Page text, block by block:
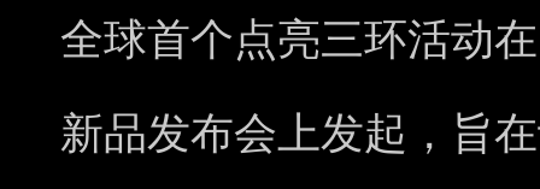
全球首个点亮三环活动
新品发布会上发起，旨